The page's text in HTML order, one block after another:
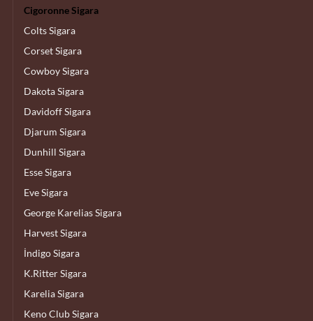
Cigoronne Sigara
Colts Sigara
Corset Sigara
Cowboy Sigara
Dakota Sigara
Davidoff Sigara
Djarum Sigara
Dunhill Sigara
Esse Sigara
Eve Sigara
George Karelias Sigara
Harvest Sigara
İndigo Sigara
K.Ritter Sigara
Karelia Sigara
Keno Club Sigara